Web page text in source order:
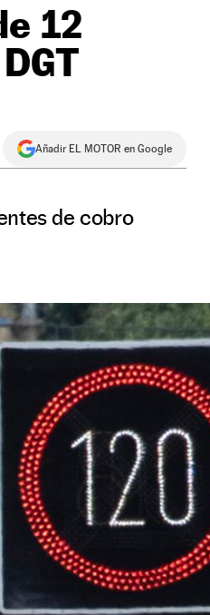
12
Añadir EL MOTOR en Google
de cobro